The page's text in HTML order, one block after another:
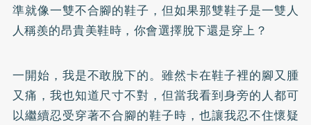
準就像一雙不合腳的鞋子，但如果那雙鞋子是一雙人
人稱羨的昂貴美鞋時，你會選擇脫下還是穿上？
一開始，我是不敢脫下的。雖然卡在鞋子裡的腳又腫
又痛，我也知道尺寸不對，但當我看到身旁的人都可
以繼續忍受穿著不合腳的鞋子時，也讓我忍不住懷疑